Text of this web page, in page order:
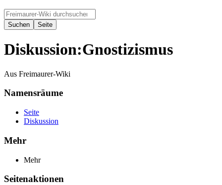
Diskussion:Gnostizismus
Aus Freimaurer-Wiki
Namensräume
Seite
Diskussion
Mehr
Mehr
Seitenaktionen